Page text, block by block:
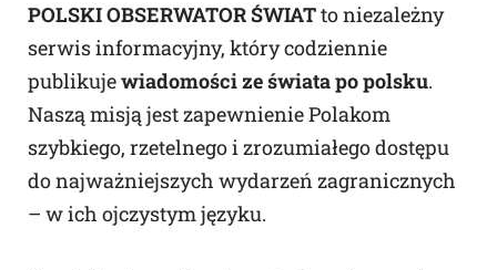
POLSKI OBSERWATOR ŚWIATto niezależny
serwis informacyjny, który codziennie
publikujewiadomości ze świata po polsku.
Naszą misją jest zapewnienie Polakom
szybkiego, rzetelnego i zrozumiałego dostępu
do najważniejszych wydarzeń zagranicznych
– w ich ojczystym języku.